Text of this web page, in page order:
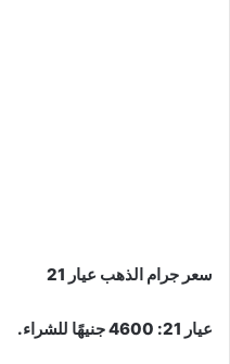
سعر جرام الذهب عيار 21
عيار 21: 4600 جنيهًا للشراء.